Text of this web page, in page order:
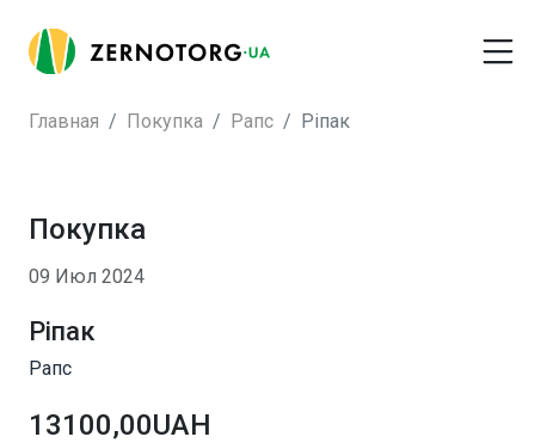
Главная Покупка Рапс Ріпак
Покупка
09 Июл 2024
Ріпак
Рапс
13100,00UAH